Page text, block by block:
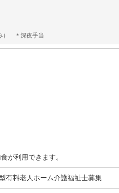
） ＊深夜手当
が利用できます。
有料老人ホーム介護福祉士募集